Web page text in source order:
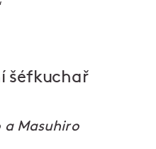
šéfkuchař
a Masuhiro